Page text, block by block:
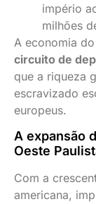
império
milhões
A economia
circuito de
que a riqueza
escravizado
europeus.
A expansão
Oeste
Com a
americana,